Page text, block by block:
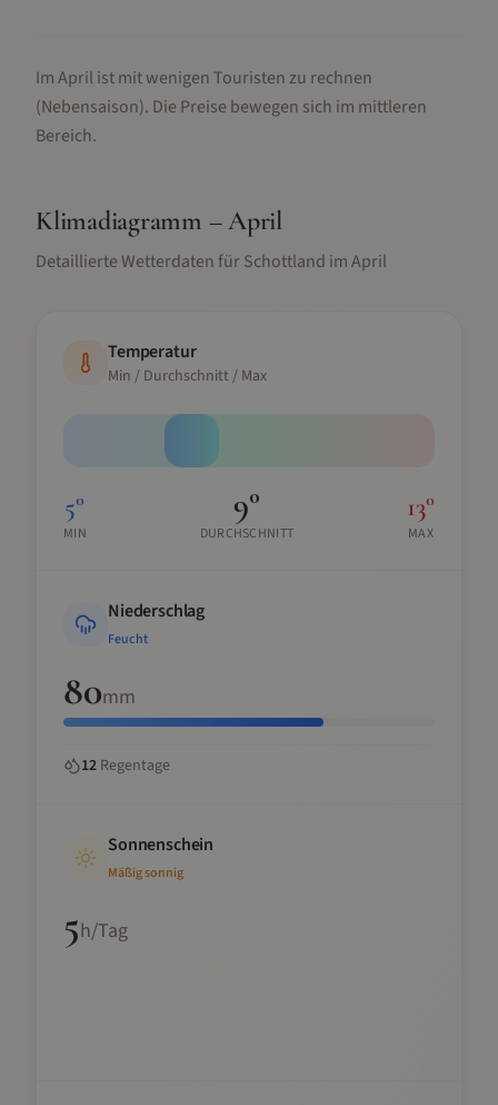
Im April ist mit wenigen Touristen zu rechnen
(Nebensaison). Die Preise bewegen sich im mittleren
Bereich.
Klimadiagramm –April
Detaillierte Wetterdaten fürSchottland imApril
Temperatur
Min / Durchschnitt / Max
5°
MIN
9°
DURCHSCHNITT
13°
MAX
Niederschlag
Feucht
80mm
12 Regentage
Sonnenschein
Mäßig sonnig
5h/Tag